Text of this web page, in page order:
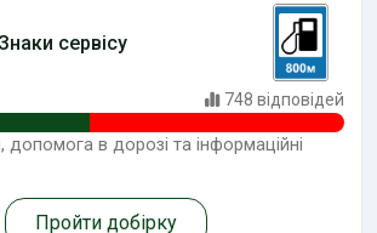
Знаки сервісу
748 відповідей
допомога в дорозі та інформаційні
Пройти добірку